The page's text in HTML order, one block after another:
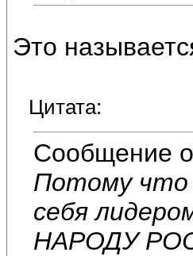
Это
Цитата:
Сообщение
Потому что
себя
НАРОДУ